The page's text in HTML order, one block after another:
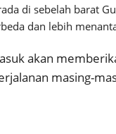
di sebelah barat
dan lebih
akan
masing-